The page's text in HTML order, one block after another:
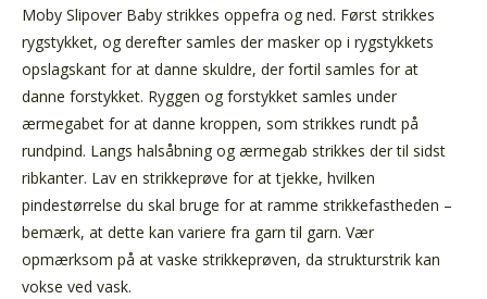
Moby Slipover Baby strikkes oppefra og ned. Først strikkes
rygstykket, og derefter samles der masker op i rygstykkets
opslagskant for at danne skuldre, der fortil samles for at
danne forstykket. Ryggen og forstykket samles under
ærmegabet for at danne kroppen, som strikkes rundt på
rundpind. Langs halsåbning og ærmegab strikkes der til sidst
ribkanter. Lav en strikkeprøve for at tjekke, hvilken
pindestørrelse du skal bruge for at ramme strikkefastheden –
bemærk, at dette kan variere fra garn til garn. Vær
opmærksom på at vaske strikkeprøven, da strukturstrik kan
vokse ved vask.